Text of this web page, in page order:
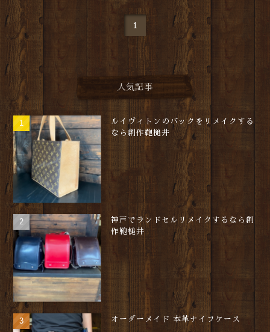
1
人気記事
ルイヴィトンのバックをリメイクする
なら創作鞄槌井
神戸でランドセルリメイクするなら創
作鞄槌井
オーダーメイド 本革ナイフケース